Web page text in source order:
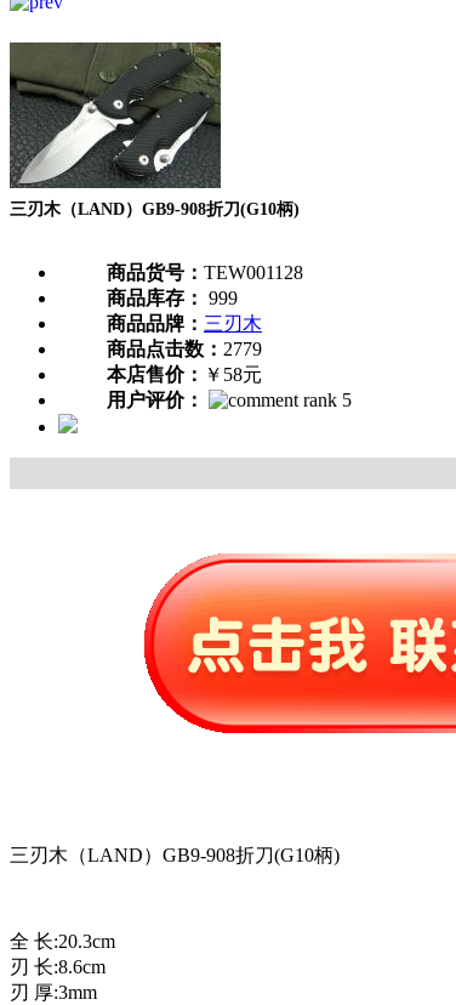
三刃木（LAND）GB9-908折刀(G10柄)
商品货号： TEW001128
商品库存： 999
商品品牌： 三刃木
商品点击数： 2779
本店售价： ￥58元
用户评价：
三刃木（LAND）GB9-908折刀(G10柄)
全 长:20.3cm
刃 长:8.6cm
刃 厚:3mm